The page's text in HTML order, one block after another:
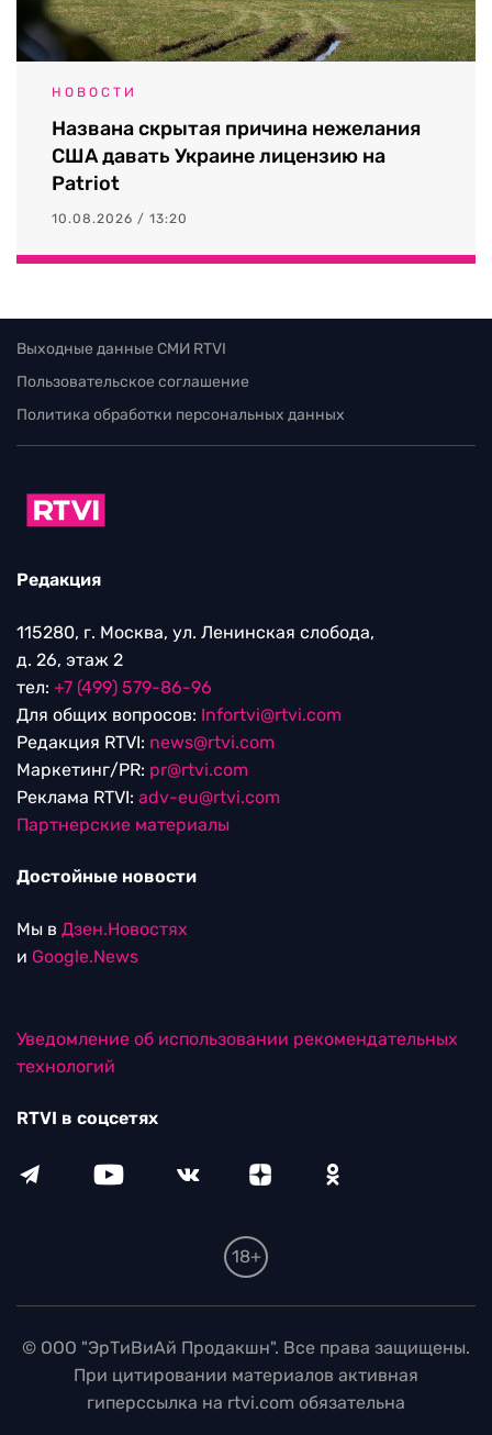
НОВОСТИ
Названа скрытая причина нежелания
США давать Украине лицензию на
Patriot
10.08.2026 / 13:20
Выходные данные СМИ RTVI
Пользовательское соглашение
Политика обработки персональных данных
Редакция
115280, г. Москва, ул. Ленинская слобода,
д. 26, этаж 2
тел: +7 (499) 579-86-96
Для общих вопросов: Infortvi@rtvi.com
Редакция RTVI: news@rtvi.com
Маркетинг/PR: pr@rtvi.com
Реклама RTVI: adv-eu@rtvi.com
Партнерские материалы
Достойные новости
Мы в Дзен.Новостях
и Google.News
Уведомление об использовании рекомендательных
технологий
RTVI в соцсетях
18+
© ООО "ЭрТиВиАй Продакшн". Все права защищены.
При цитировании материалов активная
гиперссылка на rtvi.com обязательна